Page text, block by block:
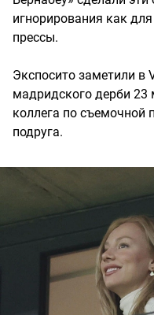
игнорирования как
прессы.
Экспосито заметили в
мадридского дерби 23
коллега по
подруга.